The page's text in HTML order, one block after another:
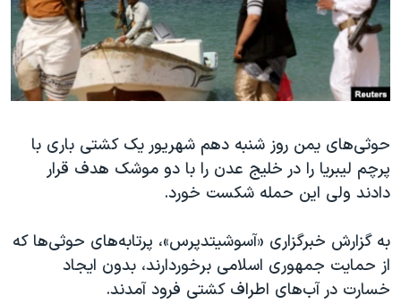
فرهنگ و زندگی
حقوق شهروندی
اقتصادی
اسرائیل در جنگ
گالری عکس
مستندها
انتخابات ریاست جمهوری آمریکا ۲۰۲۴
حمله جمهوری اسلامی به اسرائیل
ورزش زنان در ایران
اعتراضات زن، زندگی، آزادی
تریبونال مردمی آبان ۹۸
دادگاه حمید نوری
دنبال کنید
زبانهای مختلف
حوثی‌های یمن روز شنبه دهم شهریور یک کشتی باری با
پرچم لیبریا را در خلیج عدن را با دو موشک هدف قرار
دادند ولی این حمله شکست خورد.
به گزارش خبرگزاری «آسوشیتدپرس»، پرتابه‌های حوثی‌ها که
از حمایت جمهوری اسلامی برخوردارند، بدون ایجاد
خسارت در آب‌های اطراف کشتی فرود آمدند.